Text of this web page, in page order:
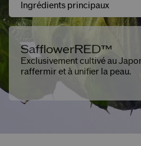
Ingrédients principaux
SafflowerRED™
Exclusivement cultivé au
raffermir et à unifier la peau.